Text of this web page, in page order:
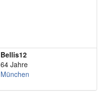
Bellis12
64 Jahre
München